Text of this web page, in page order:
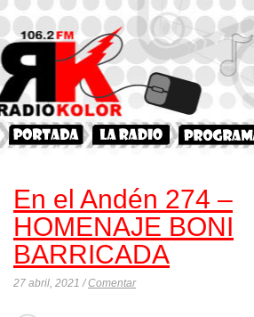
En el Andén 274 –
HOMENAJE BONI
BARRICADA
27 abril, 2021 /Comentar